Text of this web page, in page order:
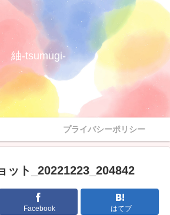
紬-tsumugi-
プライバシーポリシー
ット_20221223_204842
Facebook はてブ